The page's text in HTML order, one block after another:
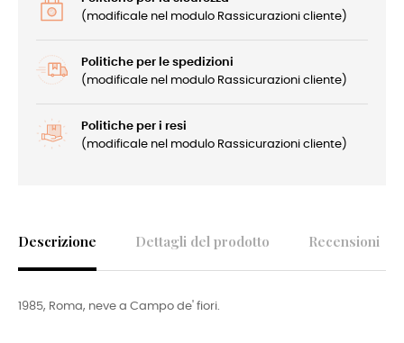
(modificale nel modulo Rassicurazioni cliente)
Politiche per le spedizioni
(modificale nel modulo Rassicurazioni cliente)
Politiche per i resi
(modificale nel modulo Rassicurazioni cliente)
Descrizione Dettagli del prodotto Recensioni
1985, Roma, neve a Campo de' fiori.